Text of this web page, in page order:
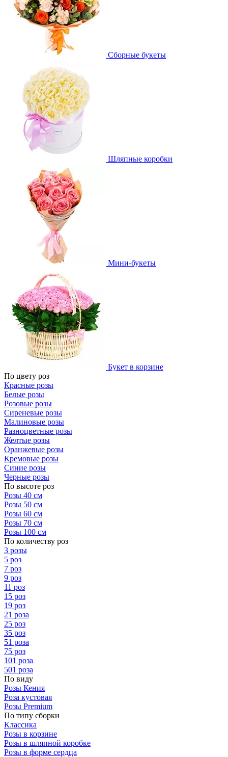
Сборные букеты
Шляпные коробки
Мини-букеты
Букет в корзине
По цвету роз
Красные розы
Белые розы
Розовые розы
Сиреневые розы
Малиновые розы
Разноцветные розы
Желтые розы
Оранжевые розы
Кремовые розы
Синие розы
Черные розы
По высоте роз
Розы 40 см
Розы 50 см
Розы 60 см
Розы 70 см
Розы 100 см
По количеству роз
3 розы
5 роз
7 роз
9 роз
11 роз
15 роз
19 роз
21 роза
25 роз
35 роз
51 роза
75 роз
101 роза
501 роза
По виду
Розы Кения
Роза кустовая
Розы Premium
По типу сборки
Классика
Розы в корзине
Розы в шляпной коробке
Розы в форме сердца